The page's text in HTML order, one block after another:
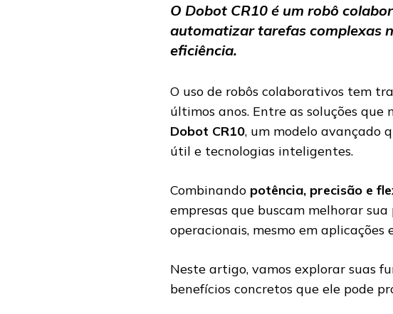
O Dobot CR10 é um robô
automatizar tarefas complexas
eficiência.
O uso de robôs colaborativos tem
últimos anos. Entre as soluções que
Dobot CR10, um modelo avançado
útil e tecnologias inteligentes.
Combinando potência, precisão e
empresas que buscam melhorar
operacionais, mesmo em aplicações
Neste artigo, vamos explorar suas
benefícios concretos que ele pode